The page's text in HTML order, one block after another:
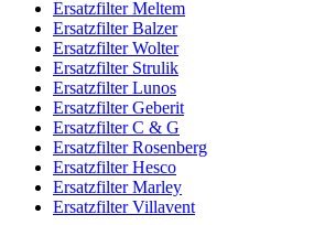
Ersatzfilter Meltem
Ersatzfilter Balzer
Ersatzfilter Wolter
Ersatzfilter Strulik
Ersatzfilter Lunos
Ersatzfilter Geberit
Ersatzfilter C & G
Ersatzfilter Rosenberg
Ersatzfilter Hesco
Ersatzfilter Marley
Ersatzfilter Villavent